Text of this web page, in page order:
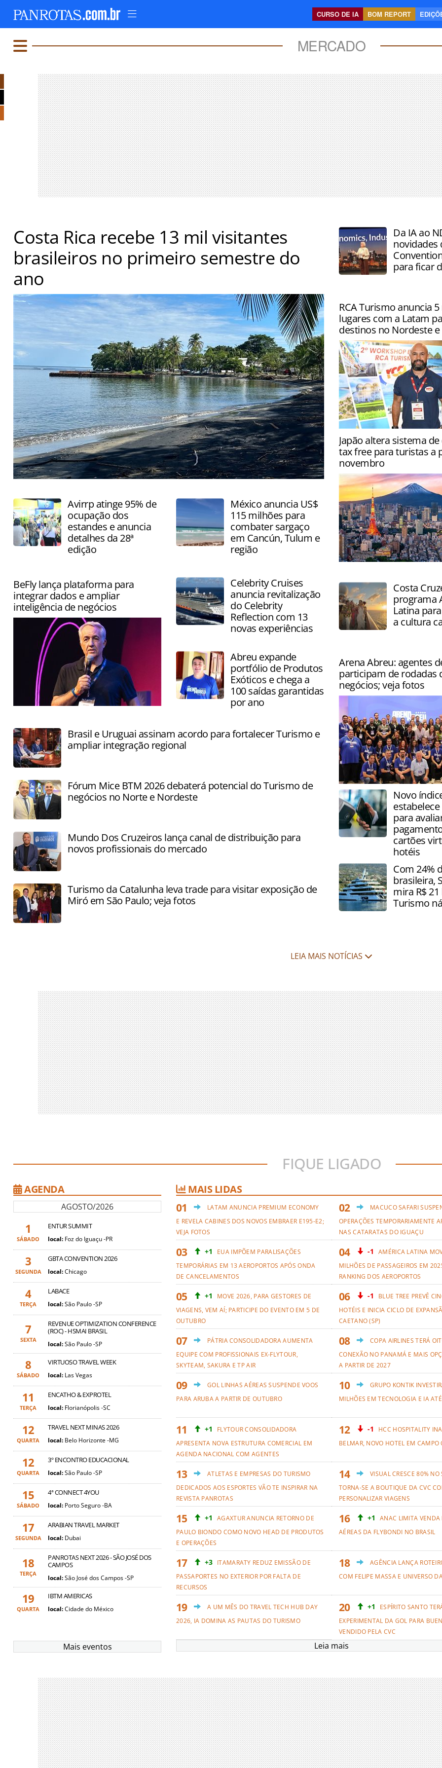
CURSO DE IA BOM REPORT
MERCADO
FIQUE LIGADO
Costa Rica recebe 13 mil visitantes
brasileiros no primeiro semestre do
ano
Da IA ao
novidades
para ficar
RCA Turismo anuncia
lugares com a Latam
destinos no Nordeste e
Parceria também inclui
internacionais, com
Europa, Caribe e América
Japão altera sistema
tax free para turistas a
novembro
a partir de novembro
Avirrp atinge 95% de
ocupação dos
estandes e anuncia
detalhes da 28ª
edição
México anuncia US$
115 milhões para
combater sargaço
em Cancún, Tulum e
região
Celebrity Cruises
anuncia revitalização
do Celebrity
Reflection com 13
novas experiências
BeFly lança plataforma para
integrar dados e ampliar
inteligência de negócios
um ambiente único
Costa
programa
Latina
a cultura
Abreu expande
portfólio de Produtos
Exóticos e chega a
100 saídas garantidas
por ano
Arena Abreu: agentes
participam de rodadas
negócios; veja fotos
Evento da operadora
semana na Bahia com
capacitações, palestras e
Brasil e Uruguai assinam acordo para fortalecer Turismo e
ampliar integração regional
Fórum Mice BTM 2026 debaterá potencial do Turismo de
negócios no Norte e Nordeste
Mundo Dos Cruzeiros lança canal de distribuição para
novos profissionais do mercado
Turismo da Catalunha leva trade para visitar exposição de
Miró em São Paulo; veja fotos
Novo
para
cartões
hotéis
Com 24%
brasileira,
mira R$
Turismo
LEIA MAIS NOTÍCIAS
FIQUE LIGADO
AGENDA
AGOSTO/2026
1
SÁBADO
ENTUR SUMMIT
local: Foz do Iguaçu -PR
3
SEGUNDA
GBTA CONVENTION 2026
local:Chicago
4
TERÇA
LABACE
local:São Paulo -SP
7
SEXTA
REVENUE OPTIMIZATION CONFERENCE
(ROC) - HSMAI BRASIL
local:São Paulo -SP
8
SÁBADO
VIRTUOSO TRAVEL WEEK
local: Las Vegas
11
TERÇA
ENCATHO & EXPROTEL
local: Florianópolis -SC
12
QUARTA
TRAVEL NEXT MINAS 2026
local: Belo Horizonte -MG
12
QUARTA
3º ENCONTRO EDUCACIONAL
local:São Paulo -SP
15
SÁBADO
4ª CONNECT 4YOU
local: Porto Seguro -BA
17
SEGUNDA
ARABIAN TRAVEL MARKET
local: Dubai
18
TERÇA
PANROTAS NEXT 2026 - SÃO JOSÉ DOS
CAMPOS
local:São José dos Campos -SP
19
QUARTA
IBTM AMERICAS
local:Cidade do México
Mais eventos
MAIS LIDAS
LATAM ANUNCIA PREMIUM ECONOMY
E REVELA CABINES DOS NOVOS EMBRAER E195-E2;
VEJA FOTOS
MACUCO SAFARI
OPERAÇÕES TEMPORARIAMENTE
NAS CATARATAS DO IGUAÇU
+1
EUA IMPÕEM PARALISAÇÕES
TEMPORÁRIAS EM 13 AEROPORTOS APÓS ONDA
DE CANCELAMENTOS
-1
AMÉRICA LATINA
MILHÕES DE PASSAGEIROS EM
RANKING DOS AEROPORTOS
+1
MOVE 2026, PARA GESTORES DE
VIAGENS, VEM AÍ; PARTICIPE DO EVENTO EM 5 DE
OUTUBRO
-1
BLUE TREE PREVÊ
HOTÉIS E INICIA CICLO DE
CAETANO (SP)
PÁTRIA CONSOLIDADORA AUMENTA
EQUIPE COM PROFISSIONAIS EX-FLYTOUR,
SKYTEAM, SAKURA E TP AIR
COPA AIRLINES TERÁ
CONEXÃO NO PANAMÁ E MAIS
A PARTIR DE 2027
GOL LINHAS AÉREAS SUSPENDE VOOS
PARA ARUBA A PARTIR DE OUTUBRO
GRUPO KONTIK
MILHÕES EM TECNOLOGIA E IA
+1
FLYTOUR CONSOLIDADORA
APRESENTA NOVA ESTRUTURA COMERCIAL EM
AGENDA NACIONAL COM AGENTES
-1
HCC HOSPITALITY
BELMAR, NOVO HOTEL EM CAMPO
ATLETAS E EMPRESAS DO TURISMO
DEDICADOS AOS ESPORTES VÃO TE INSPIRAR NA
REVISTA PANROTAS
VISUAL CRESCE 80% NO
TORNA-SE A BOUTIQUE DA CVC
PERSONALIZAR VIAGENS
+1
AGAXTUR ANUNCIA RETORNO DE
PAULO BIONDO COMO NOVO HEAD DE PRODUTOS
E OPERAÇÕES
+1
ANAC LIMITA VENDA
AÉREAS DA FLYBONDI NO BRASIL
+3 ITAMARATY REDUZ EMISSÃO DE
PASSAPORTES NO EXTERIOR POR FALTA DE
RECURSOS
AGÊNCIA LANÇA
COM FELIPE MASSA E UNIVERSO
A UM MÊS DO TRAVEL TECH HUB DAY
2026, IA DOMINA AS PAUTAS DO TURISMO
+1
ESPÍRITO SANTO
EXPERIMENTAL DA GOL PARA
VENDIDO PELA CVC
Leia mais